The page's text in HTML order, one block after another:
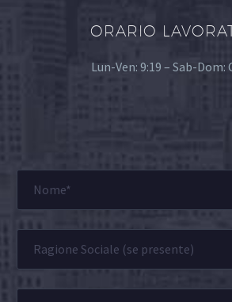
ORARIO
Lun-Ven: 9:19 – Sab-Dom: